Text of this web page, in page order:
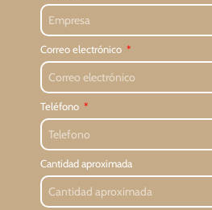
Correo electrónico
Teléfono
Cantidad aproximada